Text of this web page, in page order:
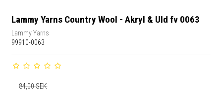
Lammy Yarns Country Wool - Akryl & Uld fv 0063
Lammy Yarns
99910-0063
84,00 SEK